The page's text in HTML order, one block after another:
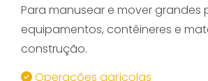
Para manusear e mover grandes
equipamentos, contêineres e
construção.
Operações agrícolas